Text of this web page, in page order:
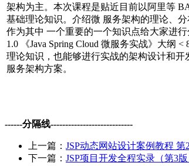
架构为主。本次课程是贴近目前以阿里等
基础理论知识。介绍微 服务架构的理论、
作为其中 一个重要的一个知识点给大家进
1.0 《Java Spring Cloud 微服务实战》大纲
理论知识，也能够进行实战的架构设计和
服务架构方案。
------分隔线----------------------------
上一篇： JSP动态网站设计案例教程 第
下一篇： JSP项目开发全程实录（第3